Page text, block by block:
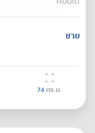
ขาย
74ตร.ม.